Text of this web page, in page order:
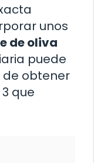
unos
de oliva
puede
obtener
que